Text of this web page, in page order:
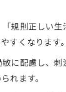
規則正しい
すくなります。
に配慮し、
れます。